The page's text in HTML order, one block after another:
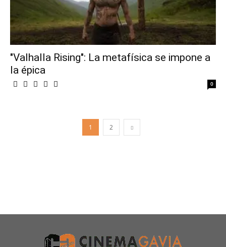
"Valhalla Rising": La metafísica se impone a
la épica
0
1 2